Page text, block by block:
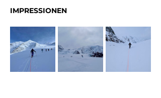
IMPRESSIONEN